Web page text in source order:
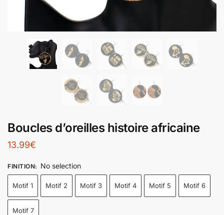
Boucles d’oreilles histoire africaine
13.99€
FINITION: No selection
Motif 1 Motif 2 Motif 3 Motif 4 Motif 5 Motif 6
Motif 7